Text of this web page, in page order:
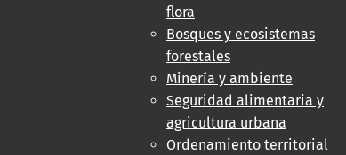
flora
Bosques y ecosistemas
forestales
Minería y ambiente
Seguridad alimentaria y
agricultura urbana
Ordenamiento territorial